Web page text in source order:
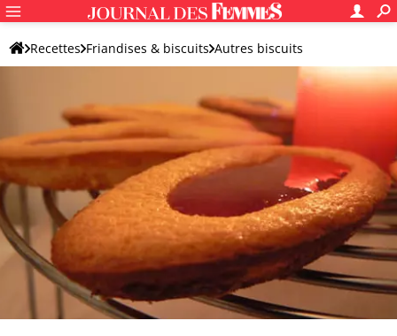
Recettes Friandises & biscuits Autres biscuits